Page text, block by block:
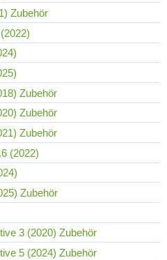
Zubehör
Zubehör
Zubehör
Zubehör
(2022)
Zubehör
3 (2020) Zubehör
5 (2024) Zubehör